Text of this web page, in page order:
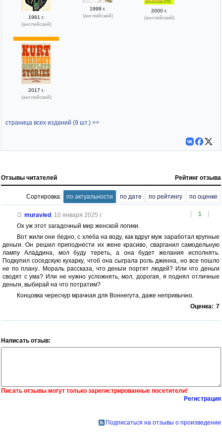
1961 г.
(английский)
1999 г.
(английский)
2000 г.
(английский)
2017 г.
(английский)
страница всех изданий (9 шт.) >>
Отзывы читателей Рейтинг отзыва
Сортировка: по актуальности по дате по рейтингу по оценке
[ 1 ]
muravied, 10 января 2025 г.
Ох уж этот загадочный мир женской логики.
Вот жили они бедно, с хлеба на воду, как вдруг муж заработал крупные
деньги. Он решил приподнести их жене красиво, сварганил самодельную
лампу Аладдина, мол буду тереть, а она будет желания исполнять.
Подкупил соседскую кухарку, чтоб она сыграла роль джинна, но все пошло
не по плану.. Мораль рассказа, что деньги портят людей? Или что деньги
сводят с ума? Или не нужно усложнять, мол, дорогая, я поднял отличные
деньги, выбирай на что потратим?
Концовка чересчур мрачная для Воннегута, даже непривычно.
Оценка: 7
Написать отзыв:
Писать отзывы могут только зарегистрированные посетители!
Регистрация
Подписаться на отзывы о произведении